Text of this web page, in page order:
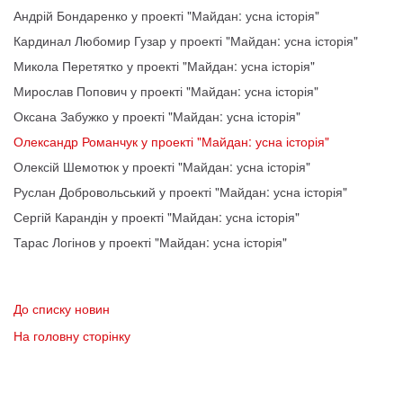
Андрій Бондаренко у проекті "Майдан: усна історія"
Кардинал Любомир Гузар у проекті "Майдан: усна історія"
Микола Перетятко у проекті "Майдан: усна історія"
Мирослав Попович у проекті "Майдан: усна історія"
Оксана Забужко у проекті "Майдан: усна історія"
Олександр Романчук у проекті "Майдан: усна історія"
Олексій Шемотюк у проекті "Майдан: усна історія"
Руслан Добровольський у проекті "Майдан: усна історія"
Сергій Карандін у проекті "Майдан: усна історія"
Тарас Логінов у проекті "Майдан: усна історія"
До списку новин
На головну сторінку